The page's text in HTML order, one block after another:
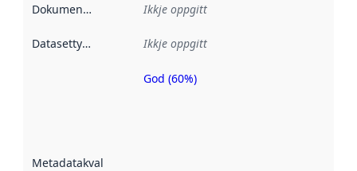
Dokumentasjon Ikkje oppgitt
Datasettype Ikkje oppgitt
Metadatakvalitet
Metadatakvalitet
God (60%)